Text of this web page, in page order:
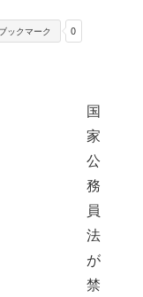
0
ブックマーク
国
家
公
務
員
法
が
禁